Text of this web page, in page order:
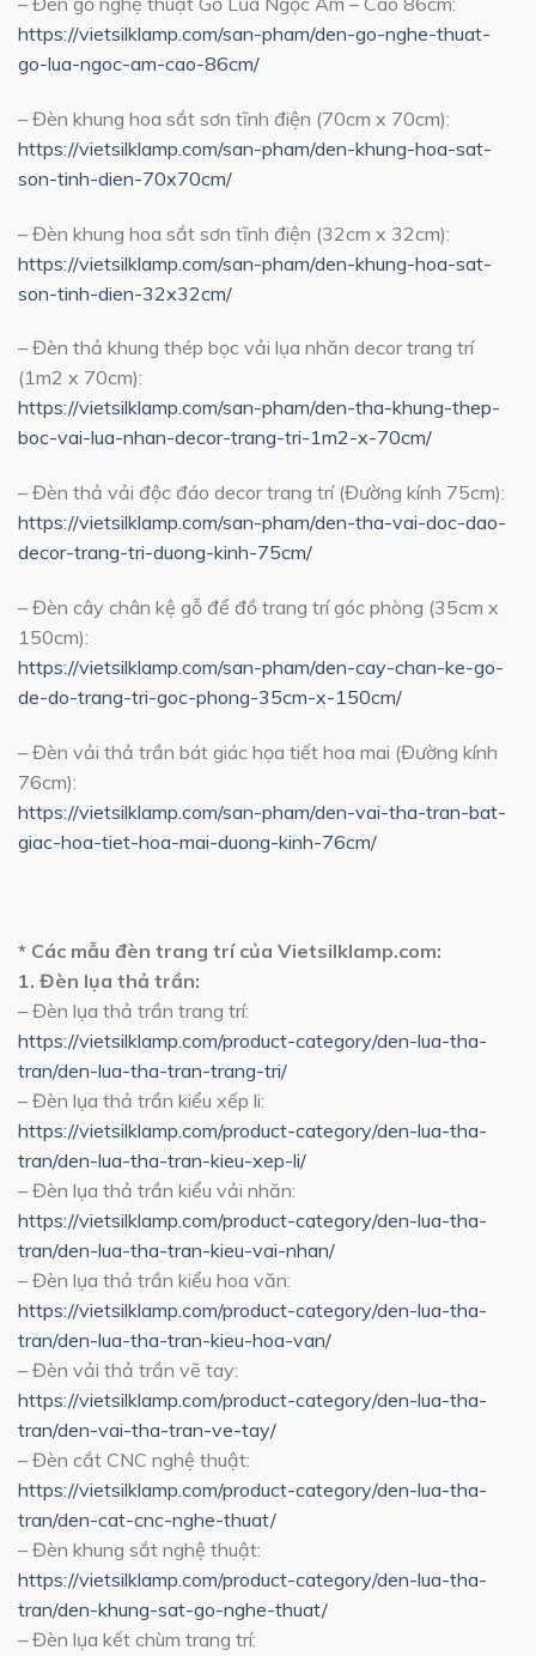
https://vietsilklamp.com/san-pham/den-go-nghe-thuat-
go-lua-ngoc-am-cao-86cm/
– Đèn khung hoa sắt sơn tĩnh điện (70cm x 70cm):
https://vietsilklamp.com/san-pham/den-khung-hoa-sat-
son-tinh-dien-70x70cm/
– Đèn khung hoa sắt sơn tĩnh điện (32cm x 32cm):
https://vietsilklamp.com/san-pham/den-khung-hoa-sat-
son-tinh-dien-32x32cm/
– Đèn thả khung thép bọc vải lụa nhăn decor trang trí
(1m2 x 70cm):
https://vietsilklamp.com/san-pham/den-tha-khung-thep-
boc-vai-lua-nhan-decor-trang-tri-1m2-x-70cm/
– Đèn thả vải độc đáo decor trang trí (Đường kính 75cm):
https://vietsilklamp.com/san-pham/den-tha-vai-doc-dao-
decor-trang-tri-duong-kinh-75cm/
– Đèn cây chân kệ gỗ để đồ trang trí góc phòng (35cm x
150cm):
https://vietsilklamp.com/san-pham/den-cay-chan-ke-go-
de-do-trang-tri-goc-phong-35cm-x-150cm/
– Đèn vải thả trần bát giác họa tiết hoa mai (Đường kính
76cm):
https://vietsilklamp.com/san-pham/den-vai-tha-tran-bat-
giac-hoa-tiet-hoa-mai-duong-kinh-76cm/
* Các mẫu đèn trang trí của Vietsilklamp.com:
1. Đèn lụa thả trần:
– Đèn lụa thả trần trang trí:
https://vietsilklamp.com/product-category/den-lua-tha-
tran/den-lua-tha-tran-trang-tri/
– Đèn lụa thả trần kiểu xếp li:
https://vietsilklamp.com/product-category/den-lua-tha-
tran/den-lua-tha-tran-kieu-xep-li/
– Đèn lụa thả trần kiểu vải nhăn:
https://vietsilklamp.com/product-category/den-lua-tha-
tran/den-lua-tha-tran-kieu-vai-nhan/
– Đèn lụa thả trần kiểu hoa văn:
https://vietsilklamp.com/product-category/den-lua-tha-
tran/den-lua-tha-tran-kieu-hoa-van/
– Đèn vải thả trần vẽ tay:
https://vietsilklamp.com/product-category/den-lua-tha-
tran/den-vai-tha-tran-ve-tay/
– Đèn cắt CNC nghệ thuật:
https://vietsilklamp.com/product-category/den-lua-tha-
tran/den-cat-cnc-nghe-thuat/
– Đèn khung sắt nghệ thuật:
https://vietsilklamp.com/product-category/den-lua-tha-
tran/den-khung-sat-go-nghe-thuat/
– Đèn lụa kết chùm trang trí: